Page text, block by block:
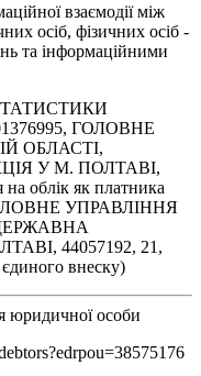
взаємодії між
осіб, фізичних осіб -
та інформаційними
ГОЛОВНЕ
ОБЛАСТІ,
У М. ПОЛТАВІ,
на облік як платника
ГОЛОВНЕ УПРАВЛІННЯ
44057192, 21,
єдиного внеску)
юридичної особи